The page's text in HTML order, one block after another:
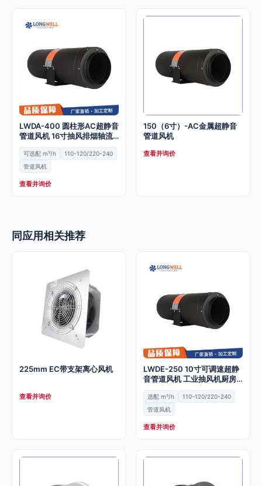
LWDA-400 圆柱形AC超静音
管道风机 16寸抽风排烟轴流
风机
可选配 m³/h
110-120/220-240
管道风机
查看并询价
150（6寸）-AC金属超静音
管道风机
查看并询价
同应用相关推荐
225mm EC带支架离心风机
查看并询价
LWDE-250 10寸可调速超静
音管道风机 工业抽风机厨房
排风扇家用换气扇
选配 m³/h
110-120/220-240
管道风机
查看并询价